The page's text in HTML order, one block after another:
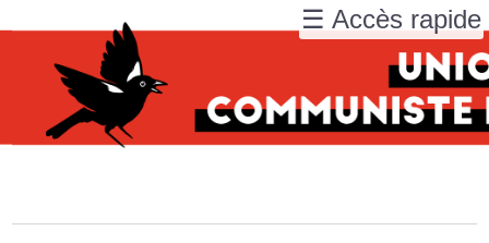
☰ Accès rapide